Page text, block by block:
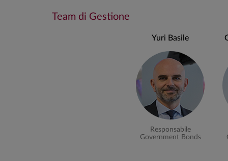
Durata finanziaria: min 0 mesi; max 2 anni.
La gestione è di tipo attivo, ovvero si realizza con
che si confronta con un benchmark di riferimento.
una costante analisi del contesto
Team di Gestione
Yuri Basile
Responsabile
Government Bonds